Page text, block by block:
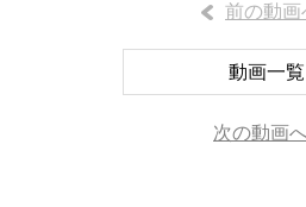
前の動画
動画一覧
次の動画